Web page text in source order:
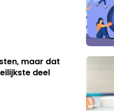
maar dat
deel